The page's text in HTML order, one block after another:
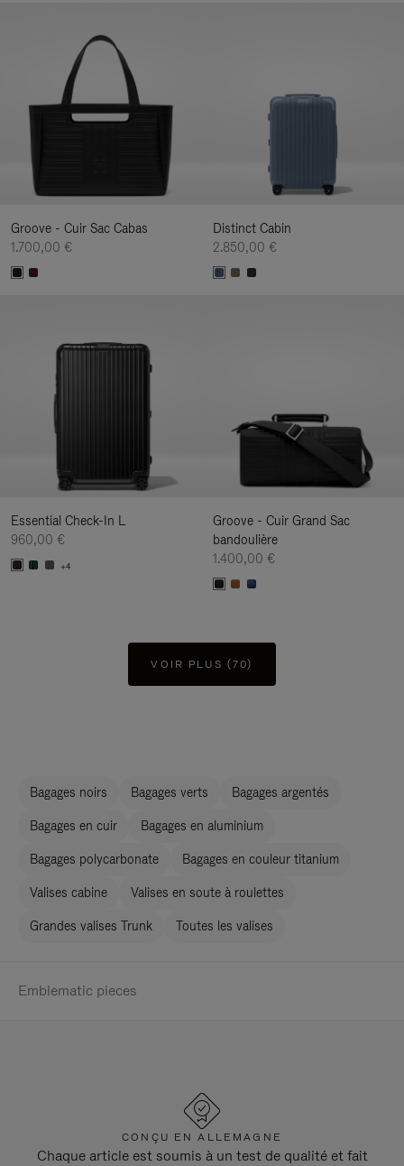
Groove - Cuir Sac Cabas
1.700,00 €
Distinct Cabin
2.850,00 €
Essential Check-In L
960,00 €
+4
Groove - Cuir Grand Sac
bandoulière
1.400,00 €
VOIR PLUS (70)
Bagages noirs Bagages verts Bagages argentés
Bagages en cuir Bagages en aluminium
Bagages polycarbonate Bagages en couleur titanium
Valises cabine Valises en soute à roulettes
Grandes valises Trunk Toutes les valises
Emblematic pieces
CONÇU EN ALLEMAGNE
Chaque article est soumis à un test de qualité et fait